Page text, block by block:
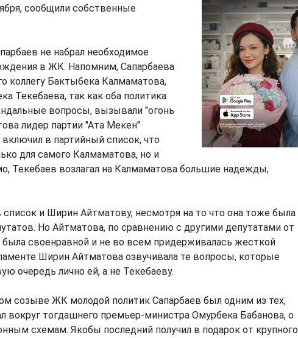
сообщили собственные
не набрал необходимое
в ЖК. Напомним, Сапарбаева
коллегу Бактыбека Калмаматова,
Текебаева, так как оба политика
вопросы, вызывали "огонь
лидер партии "Ата Мекен"
в партийный список, что
для самого Калмаматова, но и
Текебаев возлагал на Калмаматова большие надежды,
и Ширин Айтматову, несмотря на то что она тоже была
Но Айтматова, по сравнению с другими депутатами от
своенравной и не во всем придерживалась жесткой
Ширин Айтматова озвучивала те вопросы, которые
очередь лично ей, а не Текебаеву.
созыве ЖК молодой политик Сапарбаев был одним из тех,
вокруг тогдашнего премьер-министра Омурбека Бабанова, о
схемам. Якобы последний получил в подарок от крупного